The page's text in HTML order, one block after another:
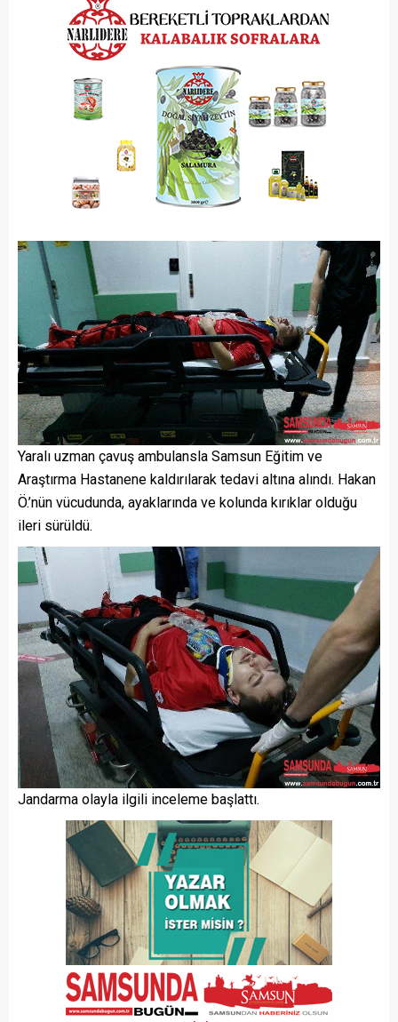
Yaralı uzman çavuş ambulansla Samsun Eğitim ve
Araştırma Hastanene kaldırılarak tedavi altına alındı. Hakan
Ö.’nün vücudunda, ayaklarında ve kolunda kırıklar olduğu
ileri sürüldü.
Jandarma olayla ilgili inceleme başlattı.